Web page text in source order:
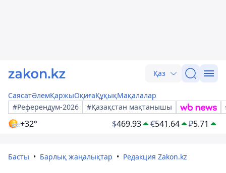
Қаз
СаясатӘлемҚаржыОқиғаҚұқықМақалалар
#Референдум-2026
#Қазақстан мақтанышы
+32° $469.93 €541.64 ₽5.71
Басты Барлық жаңалықтар Редакция Zakon.kz